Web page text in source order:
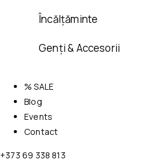
Încălțăminte
Genți & Accesorii
% SALE
Blog
Events
Contact
+373 69 338 813